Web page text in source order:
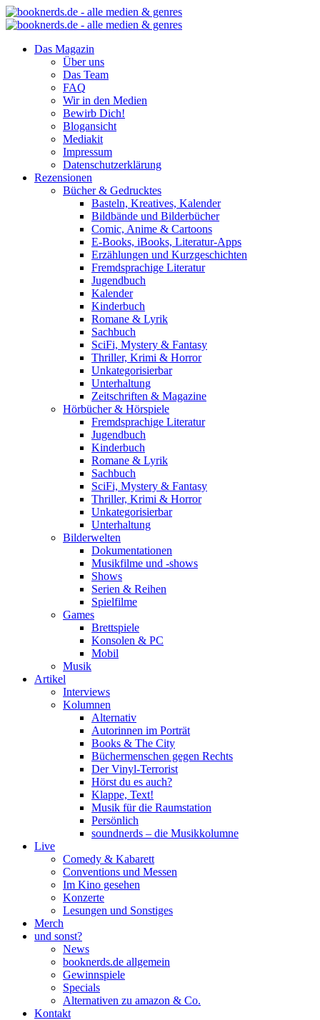
Das Magazin
Über uns
Das Team
FAQ
Wir in den Medien
Bewirb Dich!
Blogansicht
Mediakit
Impressum
Datenschutzerklärung
Rezensionen
Bücher & Gedrucktes
Basteln, Kreatives, Kalender
Bildbände und Bilderbücher
Comic, Anime & Cartoons
E-Books, iBooks, Literatur-Apps
Erzählungen und Kurzgeschichten
Fremdsprachige Literatur
Jugendbuch
Kalender
Kinderbuch
Romane & Lyrik
Sachbuch
SciFi, Mystery & Fantasy
Thriller, Krimi & Horror
Unkategorisierbar
Unterhaltung
Zeitschriften & Magazine
Hörbücher & Hörspiele
Fremdsprachige Literatur
Jugendbuch
Kinderbuch
Romane & Lyrik
Sachbuch
SciFi, Mystery & Fantasy
Thriller, Krimi & Horror
Unkategorisierbar
Unterhaltung
Bilderwelten
Dokumentationen
Musikfilme und -shows
Shows
Serien & Reihen
Spielfilme
Games
Brettspiele
Konsolen & PC
Mobil
Musik
Artikel
Interviews
Kolumnen
Alternativ
Autorinnen im Porträt
Books & The City
Büchermenschen gegen Rechts
Der Vinyl-Terrorist
Hörst du es auch?
Klappe, Text!
Musik für die Raumstation
Persönlich
soundnerds – die Musikkolumne
Live
Comedy & Kabarett
Conventions und Messen
Im Kino gesehen
Konzerte
Lesungen und Sonstiges
Merch
und sonst?
News
booknerds.de allgemein
Gewinnspiele
Specials
Alternativen zu amazon & Co.
Kontakt